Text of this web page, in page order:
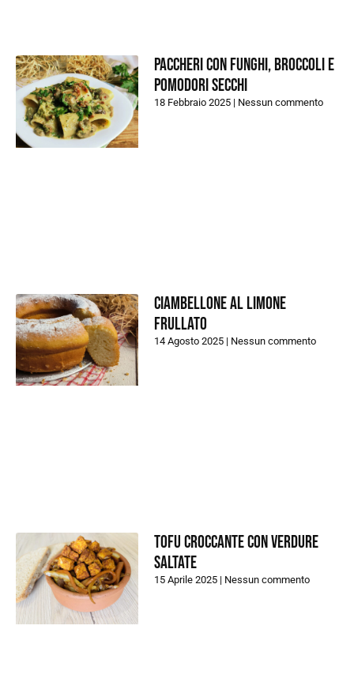
Paccheri con funghi, broccoli e
pomodori secchi
18 Febbraio 2025 Nessun commento
Ciambellone al limone
frullato
14 Agosto 2025 Nessun commento
Tofu croccante con verdure
saltate
15 Aprile 2025 Nessun commento